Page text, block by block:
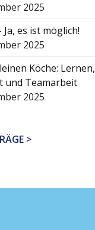
2025
Ja, es ist möglich!
2025
Köche: Lernen,
und Teamarbeit
2025
>